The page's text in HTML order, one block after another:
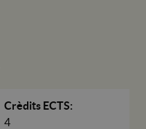
Crèdits ECTS:
4